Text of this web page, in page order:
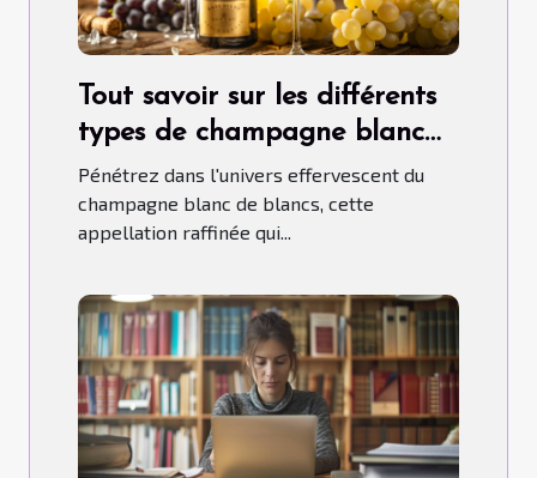
Tout savoir sur les différents
types de champagne blanc
de blancs
Pénétrez dans l'univers effervescent du
champagne blanc de blancs, cette
appellation raffinée qui...